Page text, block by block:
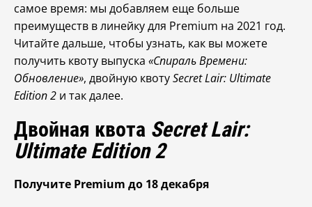
самое время: мы добавляем еще больше
преимуществ в линейку для Premium на 2021 год.
Читайте дальше, чтобы узнать, как вы можете
получить квоту выпуска «Спираль Времени:
Обновление», двойную квотуSecret Lair: Ultimate
Edition 2 и так далее.
Двойная квота Secret Lair:
Ultimate Edition 2
Получите Premium до 18 декабря